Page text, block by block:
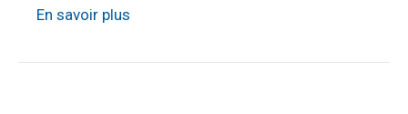
En savoir plus